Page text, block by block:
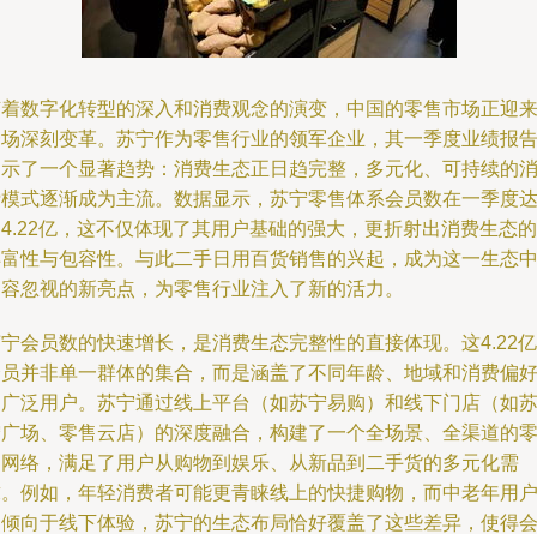
数字化转型的深入和消费观念的演变，中国的零售市场正迎来
深刻变革。苏宁作为零售行业的领军企业，其一季度业绩报告
了一个显著趋势：消费生态正日趋完整，多元化、可持续的消
式逐渐成为主流。数据显示，苏宁零售体系会员数在一季度达
亿，这不仅体现了其用户基础的强大，更折射出消费生态的
性与包容性。与此二手日用百货销售的兴起，成为这一生态中
忽视的新亮点，为零售行业注入了新的活力。
会员数的快速增长，是消费生态完整性的直接体现。这4.22亿
并非单一群体的集合，而是涵盖了不同年龄、地域和消费偏好
泛用户。苏宁通过线上平台（如苏宁易购）和线下门店（如苏
场、零售云店）的深度融合，构建了一个全场景、全渠道的零
络，满足了用户从购物到娱乐、从新品到二手货的多元化需
例如，年轻消费者可能更青睐线上的快捷购物，而中老年用户
向于线下体验，苏宁的生态布局恰好覆盖了这些差异，使得会